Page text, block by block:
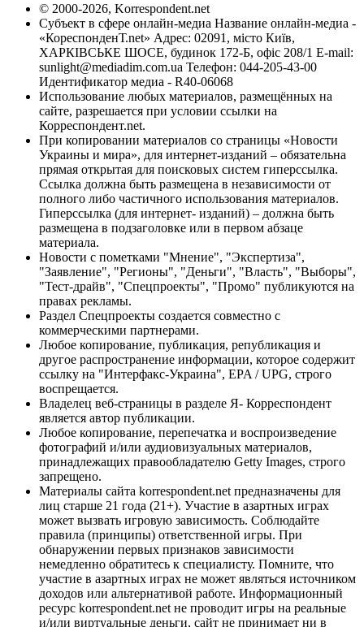
© 2000-2026, Korrespondent.net
Субъект в сфере онлайн-медиа Название онлайн-медиа -
«КореспонденТ.net» Адрес: 02091, місто Київ,
ХАРКІВСЬКЕ ШОСЕ, будинок 172-Б, офіс 208/1 E-mail:
sunlight@mediadim.com.ua Телефон: 044-205-43-00
Идентификатор медиа - R40-06068
Использование любых материалов, размещённых на
сайте, разрешается при условии ссылки на
Корреспондент.net.
При копировании материалов со страницы «Новости
Украины и мира», для интернет-изданий – обязательна
прямая открытая для поисковых систем гиперссылка.
Ссылка должна быть размещена в независимости от
полного либо частичного использования материалов.
Гиперссылка (для интернет- изданий) – должна быть
размещена в подзаголовке или в первом абзаце
материала.
Новости с пометками "Мнение", "Экспертиза",
"Заявление", "Регионы", "Деньги", "Власть", "Выборы",
"Тест-драйв", "Спецпроекты", "Промо" публикуются на
правах рекламы.
Раздел Спецпроекты создается совместно с
коммерческими партнерами.
Любое копирование, публикация, републикация и
другое распространение информации, которое содержит
ссылку на "Интерфакс-Украина", EPA / UPG, строго
воспрещается.
Владелец веб-страницы в разделе Я- Корреспондент
является автор публикации.
Любое копирование, перепечатка и воспроизведение
фотографий и/или аудиовизуальных материалов,
принадлежащих правообладателю Getty Images, строго
запрещено.
Материалы сайта korrespondent.net предназначены для
лиц старше 21 года (21+). Участие в азартных играх
может вызвать игровую зависимость. Соблюдайте
правила (принципы) ответственной игры. При
обнаружении первых признаков зависимости
немедленно обратитесь к специалисту. Помните, что
участие в азартных играх не может являться источником
доходов или альтернативой работе. Информационный
ресурс korrespondent.net не проводит игры на реальные
и/или виртуальные деньги, сайт не принимает ни в